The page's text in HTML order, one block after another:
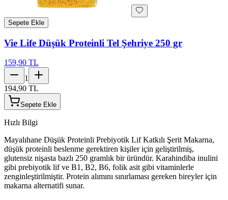
Sepete Ekle
Vie Life Düşük Proteinli Tel Şehriye 250 gr
159,90 TL
1
194,90 TL
Sepete Ekle
Hızlı Bilgi
Mayalıhane Düşük Proteinli Prebiyotik Lif Katkılı Şerit Makarna,
düşük proteinli beslenme gerektiren kişiler için geliştirilmiş,
glutensiz nişasta bazlı 250 gramlık bir üründür. Karahindiba inulini
gibi prebiyotik lif ve B1, B2, B6, folik asit gibi vitaminlerle
zenginleştirilmiştir. Protein alımını sınırlaması gereken bireyler için
makarna alternatifi sunar.